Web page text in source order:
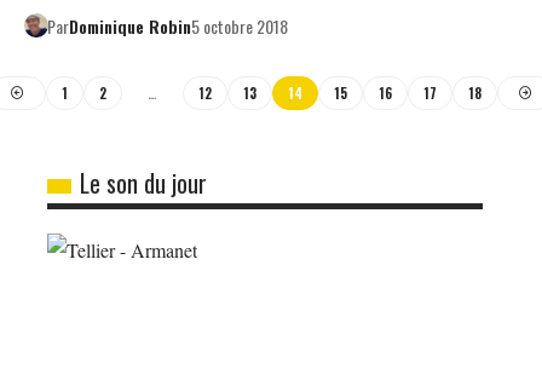
ParDominique Robin5 octobre 2018
1 2 … 12 13 14 15 16 17 18
Le son du jour